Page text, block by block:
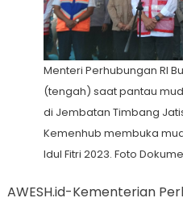
Menteri Perhubungan RI
(tengah) saat pantau
di Jembatan Timbang
Kemenhub membuka
Idul Fitri 2023. Foto
AWESH.id-Kementerian